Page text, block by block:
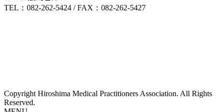
TEL：082-262-5424 / FAX：082-262-5427
Copyright Hiroshima Medical Practitioners Association. All Rights
Reserved.